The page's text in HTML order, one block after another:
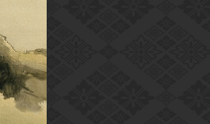
博物館、美術館の皆さまへ
文化庁よりご挨拶
今月のみどころ